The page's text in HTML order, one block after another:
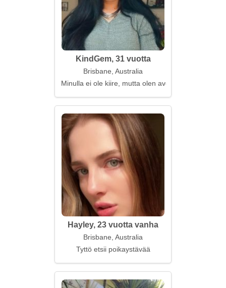
KindGem, 31 vuotta
Brisbane, Australia
Minulla ei ole kiire, mutta olen avoin
Hayley, 23 vuotta vanha
Brisbane, Australia
Tyttö etsii poikaystävää